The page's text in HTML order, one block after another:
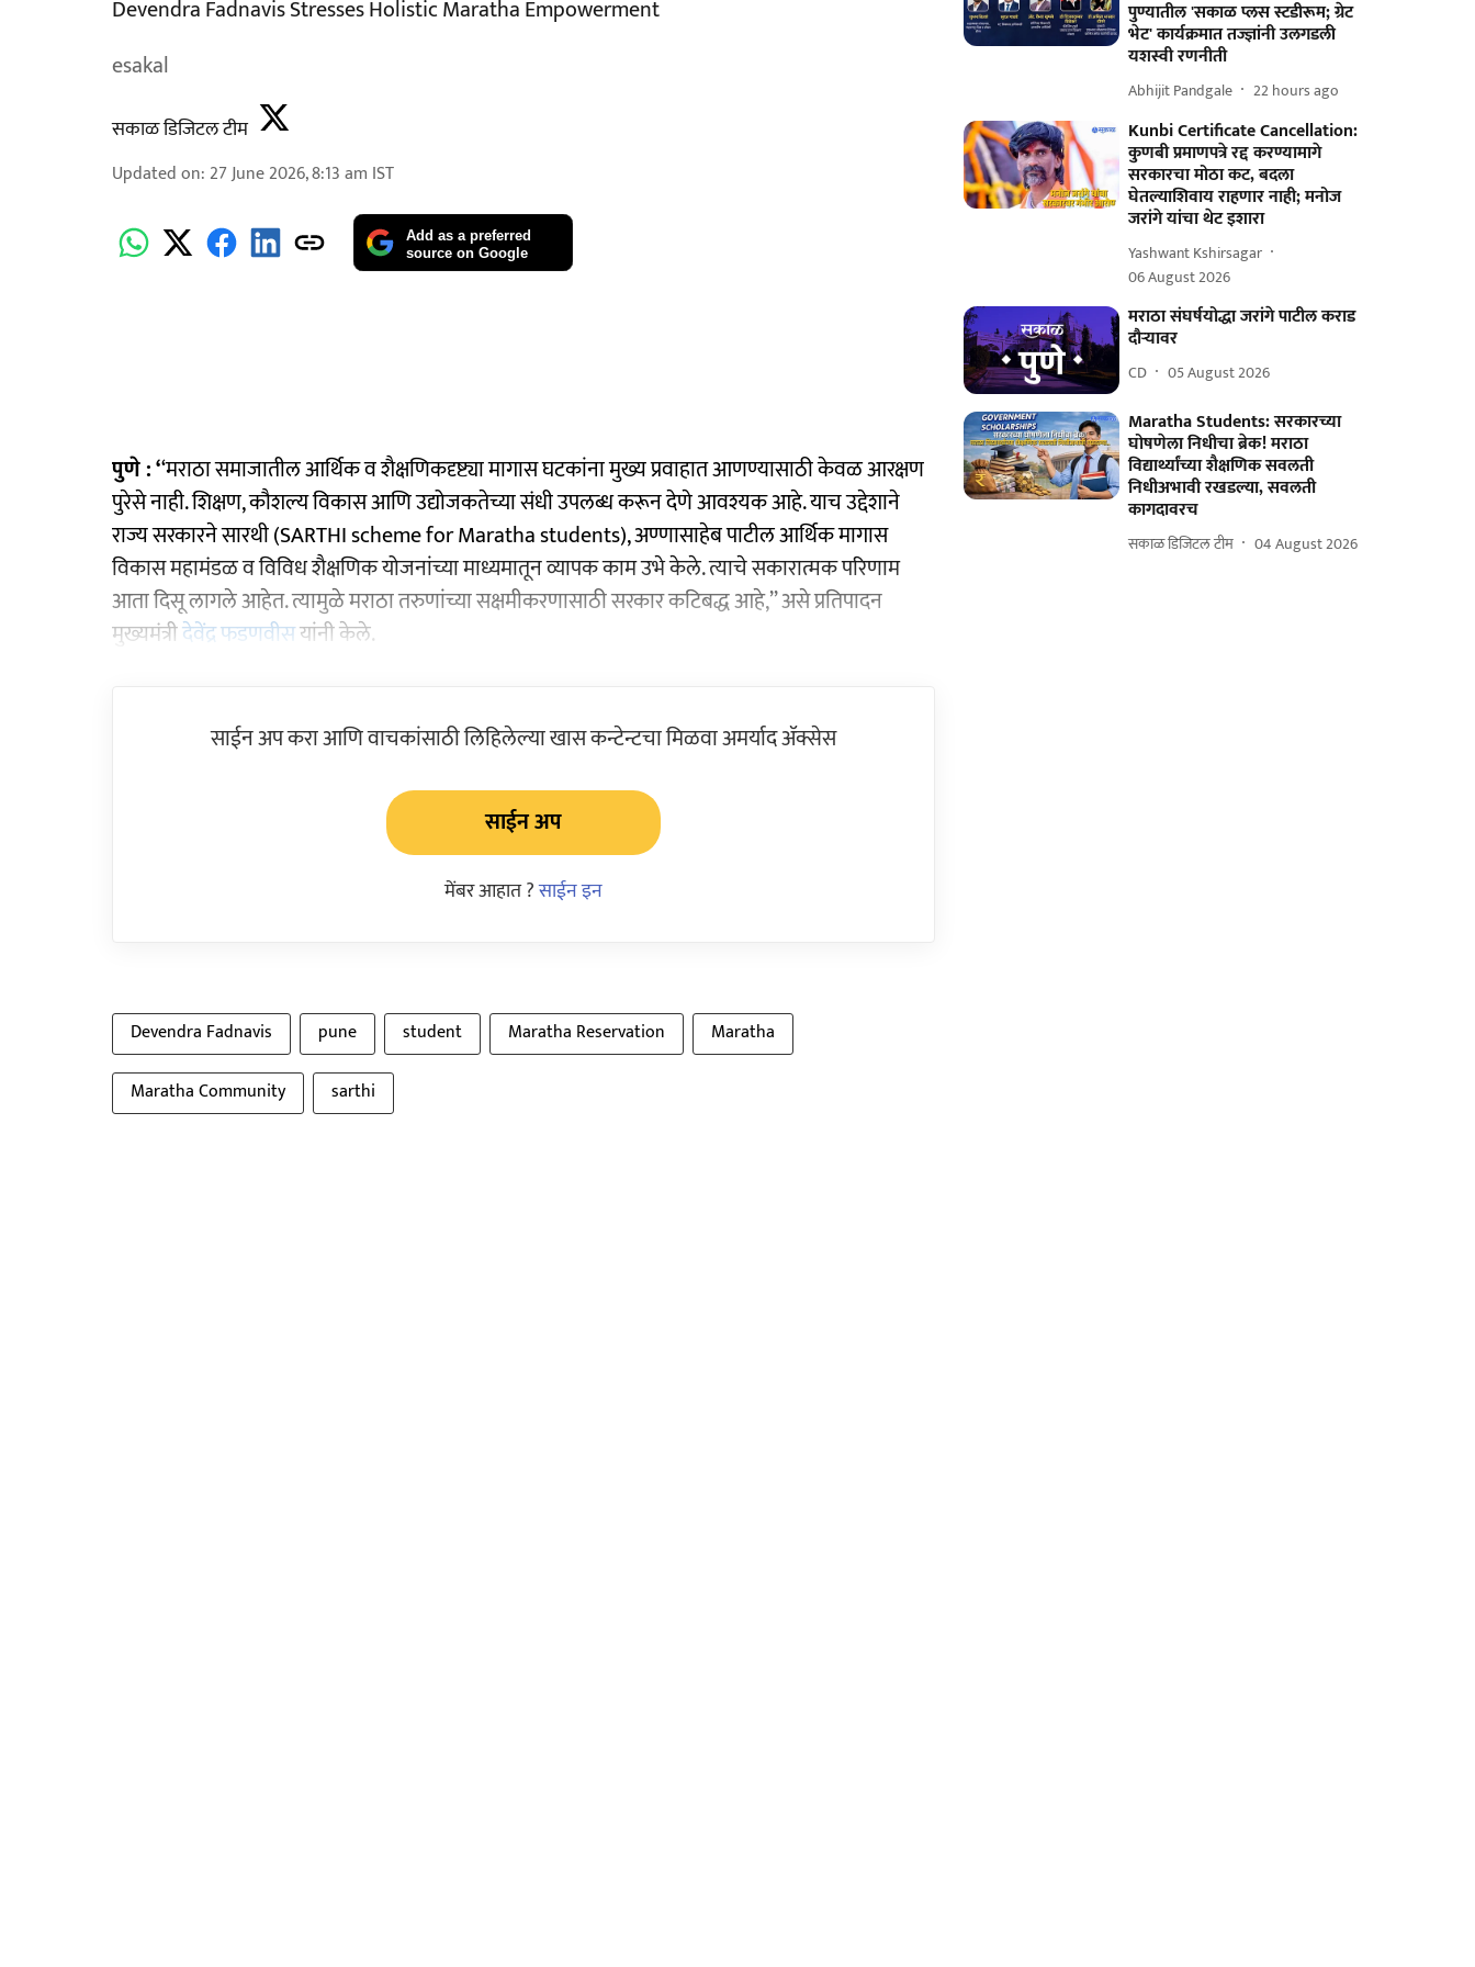
Devendra Fadnavis Stresses Holistic Maratha Empowerment
esakal
सकाळ डिजिटल टीम
Updated on: 27 June 2026, 8:13 am IST
Add as a preferred
source on Google
पुणे : ‘‘मराठा समाजातील आर्थिक व शैक्षणिकदृष्ट्या मागास घटकांना मुख्य प्रवाहात आणण्यासाठी केवळ आरक्षण
पुरेसे नाही. शिक्षण, कौशल्य विकास आणि उद्योजकतेच्या संधी उपलब्ध करून देणे आवश्यक आहे. याच उद्देशाने
राज्य सरकारने सारथी (SARTHI scheme for Maratha students), अण्णासाहेब पाटील आर्थिक मागास
विकास महामंडळ व विविध शैक्षणिक योजनांच्या माध्यमातून व्यापक काम उभे केले. त्याचे सकारात्मक परिणाम
आता दिसू लागले आहेत. त्यामुळे मराठा तरुणांच्या सक्षमीकरणासाठी सरकार कटिबद्ध आहे,’’ असे प्रतिपादन
मुख्यमंत्रीदेवेंद्र फडणवीसयांनी केले.
साईन अप करा आणि वाचकांसाठी लिहिलेल्या खास कन्टेन्टचा मिळवा अमर्याद ॲक्सेस
साईन अप
मेंबर आहात ?साईन इन
Devendra Fadnavis pune student Maratha Reservation
Maratha
Maratha Community
sarthi
पुण्यातील 'सकाळ प्लस स्टडीरूम; ग्रेट
भेट' कार्यक्रमात तज्ज्ञांनी उलगडली
यशस्वी रणनीती
Abhijit Pandgale 22 hours ago
Kunbi Certificate Cancellation:
कुणबी प्रमाणपत्रे रद्द करण्यामागे
सरकारचा मोठा कट, बदला
घेतल्याशिवाय राहणार नाही; मनोज
जरांगे यांचा थेट इशारा
Yashwant Kshirsagar
06 August 2026
मराठा संघर्षयोद्धा जरांगे पाटील कराड
दौऱ्यावर
CD 05 August 2026
Maratha Students: सरकारच्या
घोषणेला निधीचा ब्रेक! मराठा
विद्यार्थ्यांच्या शैक्षणिक सवलती
निधीअभावी रखडल्या, सवलती
कागदावरच
सकाळ डिजिटल टीम 04 August 2026